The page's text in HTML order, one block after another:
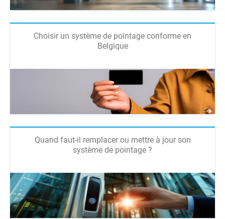
Choisir un système de pointage conforme en
Belgique
Quand faut-il remplacer ou mettre à jour son
système de pointage ?